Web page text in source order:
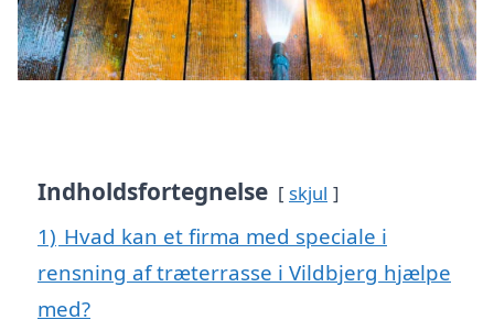
Indholdsfortegnelse skjul
1) Hvad kan et firma med speciale i
rensning af træterrasse i Vildbjerg hjælpe
med?